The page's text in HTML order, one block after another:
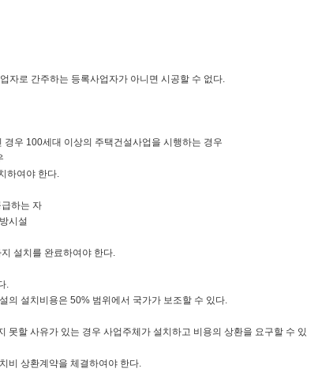
자로 간주하는 등록사업자가 아니면 시공할 수 없다.
우 100세대 이상의 주택건설사업을 시행하는 경우
하여야 한다.
하는 자
시설
설치를 완료하여야 한다.
.
설치비용은 50% 범위에서 국가가 보조할 수 있다.
할 사유가 있는 경우 사업주체가 설치하고 비용의 상환을 요구할 수 있
상환계약을 체결하여야 한다.